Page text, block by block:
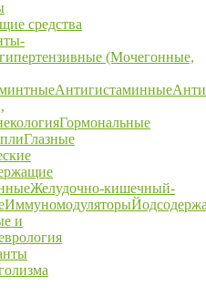
средства
(Мочегонные,
Антигистаминные
Гормональные
Глазные
Желудочно-кишечный-
Иммуномодуляторы
и